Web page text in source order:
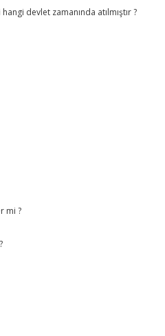
devlet zamanında atılmıştır ?
mi ?